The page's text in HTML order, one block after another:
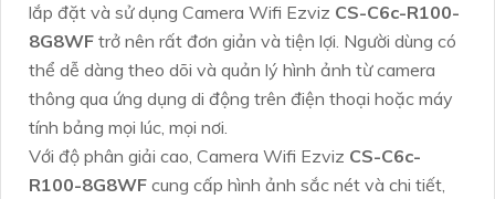
lắp đặt và sử dụng Camera Wifi Ezviz CS-C6c-R100-
8G8WF trở nên rất đơn giản và tiện lợi. Người dùng có
thể dễ dàng theo dõi và quản lý hình ảnh từ camera
thông qua ứng dụng di động trên điện thoại hoặc máy
tính bảng mọi lúc, mọi nơi.
Với độ phân giải cao, Camera Wifi Ezviz CS-C6c-
R100-8G8WF cung cấp hình ảnh sắc nét và chi tiết,